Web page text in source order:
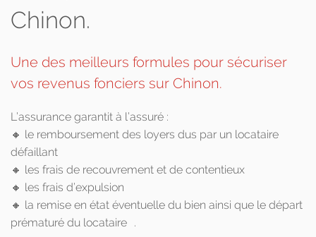
Chinon.
Une des meilleurs formules pour sécuriser
vos revenus fonciers sur Chinon.
L’assurance garantit à l’assuré :
🔸 le remboursement des loyers dus par un locataire
défaillant
🔸 les frais de recouvrement et de contentieux
🔸 les frais d’expulsion
🔸 la remise en état éventuelle du bien ainsi que le départ
prématuré du locataire .